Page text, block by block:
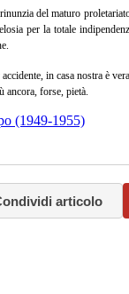
del maturo
per la totale
in casa nostra è
ancora, forse, pietà.
(1949-1955)
articolo